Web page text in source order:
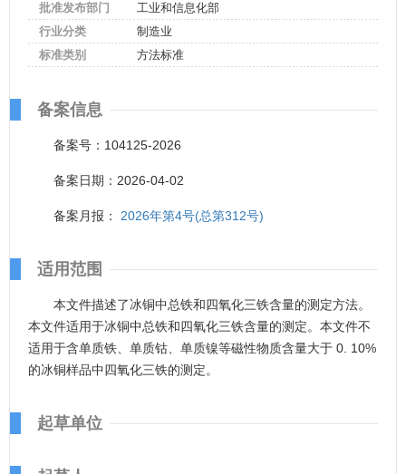
批准发布部门
工业和信息化部
行业分类
制造业
标准类别
方法标准
备案信息
备案号：104125-2026
备案日期：2026-04-02
备案月报： 2026年第4号(总第312号)
适用范围
本文件描述了冰铜中总铁和四氧化三铁含量的测定方法。
本文件适用于冰铜中总铁和四氧化三铁含量的测定。本文件不
适用于含单质铁、单质钴、单质镍等磁性物质含量大于 0. 10%
的冰铜样品中四氧化三铁的测定。
起草单位